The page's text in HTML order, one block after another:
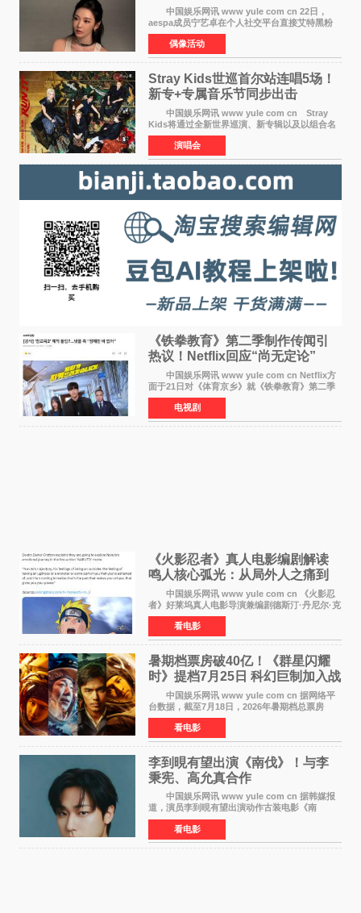
中国娱乐网讯 www yule com cn 22日，
aespa成员宁艺卓在个人社交平台直接艾特黑粉
账号，正面喊话回应长期以来的恶意攻击，引发
广泛关注。 宁艺卓在文中表示，自己早已注
意到部分网友持续
偶像活动
Stray Kids世巡首尔站连唱5场！
新专+专属音乐节同步出击
中国娱乐网讯 www yule com cn Stray
Kids将通过全新世界巡演、新专辑以及以组合名
义打造的专属音乐节等一系列全球活动，开启事
业发展的全新篇章。 Stray Kids将于7月25日
至26日、29日
演唱会
《铁拳教育》第二季制作传闻引
热议！Netflix回应“尚无定论”
中国娱乐网讯 www yule com cn Netflix方
面于21日对《体育京乡》就《铁拳教育》第二季
制作传闻划清界限，表示尚无定论。然而，业界
却有传闻称已就《铁拳教育》第二季的制作展开
了讨论——《
电视剧
《火影忍者》真人电影编剧解读
鸣人核心弧光：从局外人之痛到
自我觉醒
中国娱乐网讯 www yule com cn 《火影忍
者》好莱坞真人电影导演兼编剧德斯汀·丹尼尔·克
雷顿近日在采访中分享了对主角鸣人成长弧光的
理解，透露电影将深入探索鸣人作为局外人的情
感历程。
看电影
暑期档票房破40亿！《群星闪耀
时》提档7月25日 科幻巨制加入战
中国娱乐网讯 www yule com cn 据网络平
台数据，截至7月18日，2026年暑期档总票房
（含预售）已正式突破40亿元大关，年度总票房
也随之逼近197亿元。超百部中外佳片同台竞技，
点燃了盛夏的电
看电影
李到晛有望出演《南伐》！与李
秉宪、高允真合作
中国娱乐网讯 www yule com cn 据韩媒报
道，演员李到晛有望出演动作古装电影《南
伐》，与李秉宪、高允真合作，引发关注。
该片为动作古装片，讲述朝鲜初期，为了解救被
倭寇绑走的俘虏，9
看电影